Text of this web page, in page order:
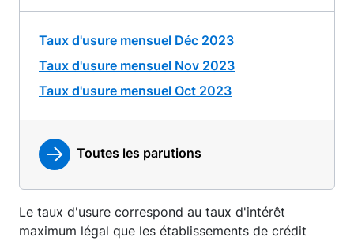
Taux d'usure mensuel Déc 2023
Taux d'usure mensuel Nov 2023
Taux d'usure mensuel Oct 2023
Toutes les parutions
Le taux d'usure correspond au taux d'intérêt
maximum légal que les établissements de crédit